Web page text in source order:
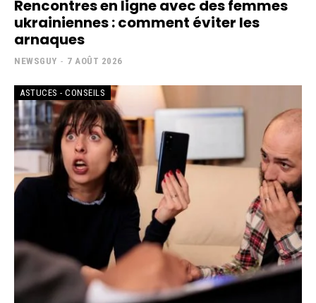
Rencontres en ligne avec des femmes
ukrainiennes : comment éviter les
arnaques
NEWSGUY - 7 AOÛT 2026
ASTUCES - CONSEILS